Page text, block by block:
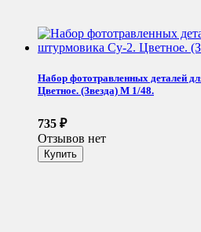
Набор фототравленных деталей
Цветное. (Звезда) М 1/48.
735 ₽
Отзывов нет